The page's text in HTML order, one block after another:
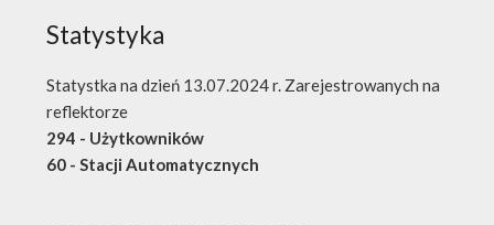
Statystyka
Statystka na dzień 13.07.2024 r. Zarejestrowanych na
reflektorze
294 - Użytkowników
60 - Stacji Automatycznych